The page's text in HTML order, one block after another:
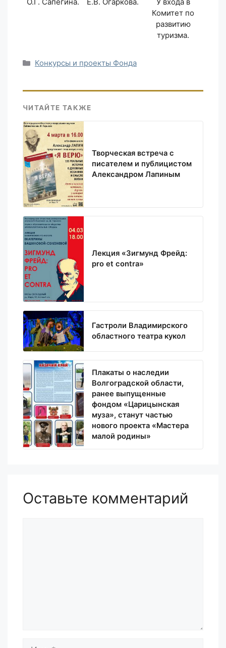
Комитет по
развитию
туризма.
Рубрики
Конкурсы и проекты Фонда
ЧИТАЙТЕ ТАКЖЕ
Творческая встреча с
писателем и публицистом
Александром Лапиным
Лекция «Зигмунд Фрейд:
pro et contra»
Гастроли Владимирского
областного театра кукол
Плакаты о наследии
Волгоградской области,
ранее выпущенные
фондом «Царицынская
муза», станут частью
нового проекта «Мастера
малой родины»
Оставьте комментарий